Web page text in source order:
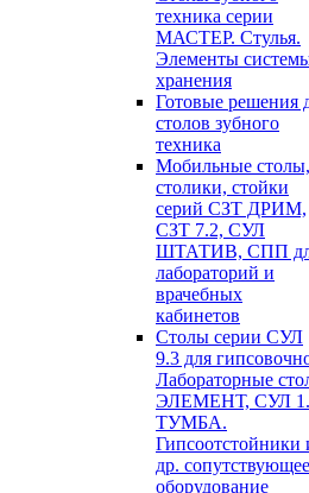
техника серии
МАСТЕР. Стулья.
Элементы
хранения
Готовые решения
столов зубного
техника
Мобильные столы,
столики, стойки
серий СЗТ ДРИМ,
СЗТ 7.2, СУЛ
ШТАТИВ, СПП
лабораторий и
врачебных
кабинетов
Столы серии СУЛ
9.3 для
Лабораторные
ЭЛЕМЕНТ, СУЛ
ТУМБА.
Гипсоотстойники
др. сопутствующее
оборудование